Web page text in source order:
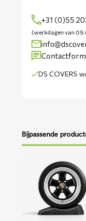
+31 (0)55
(werkdagen van
DS COVERS
Bijpassende
Bandenbeschermers